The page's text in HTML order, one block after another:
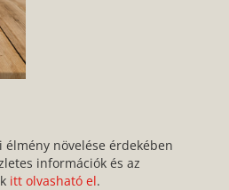
Ft
növelése érdekében
információk és az
itt olvasható el.